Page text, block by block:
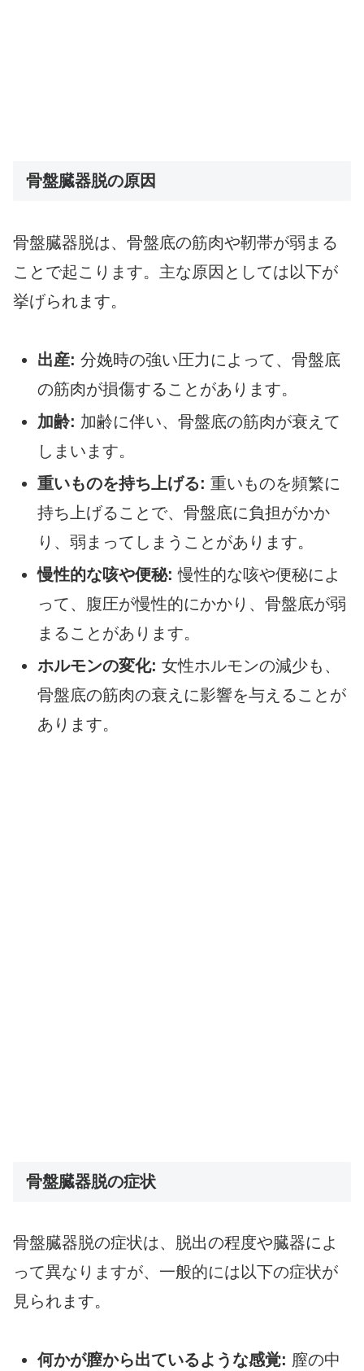
骨盤臓器脱の原因
骨盤臓器脱は、骨盤底の筋肉や靭帯が弱まる
ことで起こります。主な原因としては以下が
挙げられます。
出産: 分娩時の強い圧力によって、骨盤底
の筋肉が損傷することがあります。
加齢: 加齢に伴い、骨盤底の筋肉が衰えて
しまいます。
重いものを持ち上げる: 重いものを頻繁に
持ち上げることで、骨盤底に負担がかか
り、弱まってしまうことがあります。
慢性的な咳や便秘: 慢性的な咳や便秘によ
って、腹圧が慢性的にかかり、骨盤底が弱
まることがあります。
ホルモンの変化: 女性ホルモンの減少も、
骨盤底の筋肉の衰えに影響を与えることが
あります。
骨盤臓器脱の症状
骨盤臓器脱の症状は、脱出の程度や臓器によ
って異なりますが、一般的には以下の症状が
見られます。
何かが膣から出ているような感覚: 膣の中